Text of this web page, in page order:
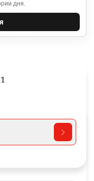
дня.
1